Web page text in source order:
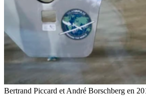
Bertrand Piccard et André Borschberg en